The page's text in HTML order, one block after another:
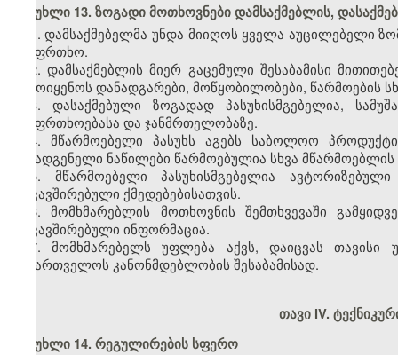
მუხლი 13. ზოგადი მოთხოვნები დამსაქმებლის,
1. დამსაქმებელმა უნდა მიიღოს ყველა აუცილებელი
უსაფრთხო.
2. დამსაქმებლის მიერ გაცემული შესაბამისი
გამოიყენოს დანადგარები, მოწყობილობები, წარმოების
3. დასაქმებული ზოგადად პასუხისმგებელია,
უსაფრთხოებასა და ჯანმრთელობაზე.
4. მწარმოებელი პასუხს აგებს საბოლოო
შემადგენელი ნაწილები წარმოებულია სხვა მწარმოებლის
5. მწარმოებელი პასუხისმგებელია
დაკავშირებული ქმედებებისათვის.
6. მომხმარებლის მოთხოვნის შემთხვევაში
დაკავშირებული ინფორმაცია.
7. მომხმარებელს უფლება აქვს, დაიცვას
საქართველოს კანონმდებლობის შესაბამისად.
თავი IV.
მუხლი 14. რეგულირების სფერო